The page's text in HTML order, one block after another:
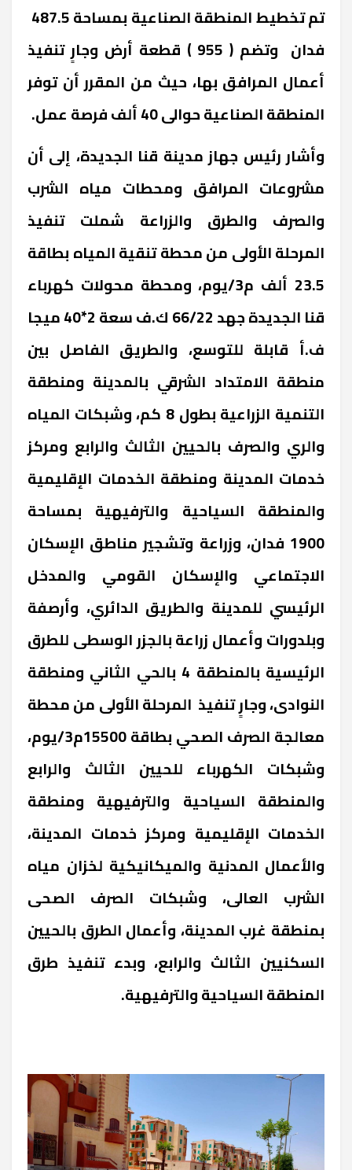
فدان وتضم ( 955 ) قطعة أرض وجارٍ تنفيذ
أعمال المرافق بها، حيث من المقرر أن توفر
المنطقة الصناعية حوالى 40 ألف فرصة عمل.
وأشار رئيس جهاز مدينة قنا الجديدة، إلى أن
مشروعات المرافق ومحطات مياه الشرب
والصرف والطرق والزراعة شملت تنفيذ
المرحلة الأولى من محطة تنقية المياه بطاقة
23.5 ألف م3/يوم، ومحطة محولات كهرباء
قنا الجديدة جهد 66/22 ك.ف سعة 2*40 ميجا
ف.أ قابلة للتوسع، والطريق الفاصل بين
منطقة الامتداد الشرقي بالمدينة ومنطقة
التنمية الزراعية بطول 8 كم، وشبكات المياه
والري والصرف بالحيين الثالث والرابع ومركز
خدمات المدينة ومنطقة الخدمات الإقليمية
والمنطقة السياحية والترفيهية بمساحة
1900 فدان، وزراعة وتشجير مناطق الإسكان
الاجتماعي والإسكان القومي والمدخل
الرئيسي للمدينة والطريق الدائري، وأرصفة
وبلدورات وأعمال زراعة بالجزر الوسطى للطرق
الرئيسية بالمنطقة 4 بالحي الثاني ومنطقة
النوادى، وجارٍ تنفيذ المرحلة الأولى من محطة
معالجة الصرف الصحي بطاقة 15500م3/يوم،
وشبكات الكهرباء للحيين الثالث والرابع
والمنطقة السياحية والترفيهية ومنطقة
الخدمات الإقليمية ومركز خدمات المدينة،
والأعمال المدنية والميكانيكية لخزان مياه
الشرب العالى، وشبكات الصرف الصحى
بمنطقة غرب المدينة، وأعمال الطرق بالحيين
السكنيين الثالث والرابع، وبدء تنفيذ طرق
المنطقة السياحية والترفيهية.